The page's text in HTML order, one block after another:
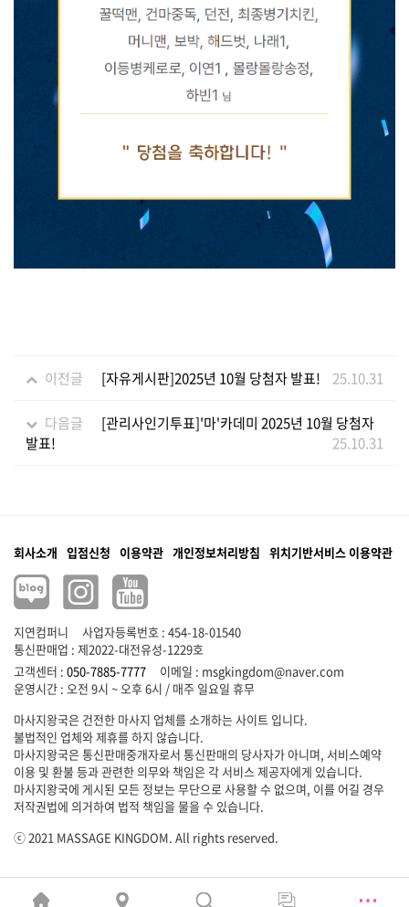
이전글 [자유게시판]2025년 10월 당첨자 발표! 25.10.31
다음글
[관리사인기투표]'마'카데미 2025년 10월 당첨자
발표!
25.10.31
회사소개 입점신청 이용약관 개인정보처리방침 위치기반서비스 이용약관
지연컴퍼니
사업자등록번호 : 454-18-01540
통신판매업 : 제2022-대전유성-1229호
고객센터 : 050-7885-7777 이메일 : msgkingdom@naver.com
마사지왕국은 건전한 마사지 업체를 소개하는 사이트 입니다.
불법적인 업체와 제휴를 하지 않습니다.
마사지왕국은 통신판매중개자로서 통신판매의 당사자가 아니며, 서비스예약
이용 및 환불 등과 관련한 의무와 책임은 각 서비스 제공자에게 있습니다.
마사지왕국에 게시된 모든 정보는 무단으로 사용할 수 없으며, 이를 어길 경우
저작권법에 의거하여 법적 책임을 물을 수 있습니다.
ⓒ 2021 MASSAGE KINGDOM. All rights reserved.